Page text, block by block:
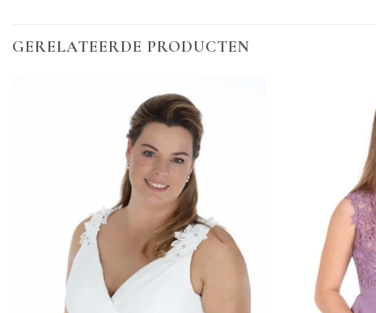
GERELATEERDE PRODUCTEN